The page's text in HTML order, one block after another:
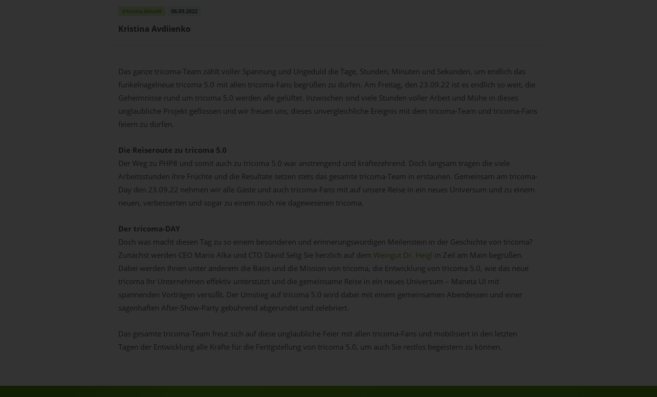
tricoma Aktuell 06.09.2022
Kristina Avdiienko
Das ganze tricoma-Team zählt voller Spannung und Ungeduld die Tage, Stunden, Minuten und Sekunden, um endlich das
funkelnagelneue tricoma 5.0 mit allen tricoma-Fans begrüßen zu dürfen. Am Freitag, den 23.09.22 ist es endlich so weit, die
Geheimnisse rund um tricoma 5.0 werden alle gelüftet. Inzwischen sind viele Stunden voller Arbeit und Mühe in dieses
unglaubliche Projekt geflossen und wir freuen uns, dieses unvergleichliche Ereignis mit dem tricoma-Team und tricoma-Fans
feiern zu dürfen.
Die Reiseroute zu tricoma 5.0
Der Weg zu PHP8 und somit auch zu tricoma 5.0 war anstrengend und kräftezehrend. Doch langsam tragen die viele
Arbeitsstunden ihre Früchte und die Resultate setzen stets das gesamte tricoma-Team in erstaunen. Gemeinsam am tricoma-
Day den 23.09.22 nehmen wir alle Gäste und auch tricoma-Fans mit auf unsere Reise in ein neues Universum und zu einem
neuen, verbesserten und sogar zu einem noch nie dagewesenen tricoma.
Der tricoma-DAY
Doch was macht diesen Tag zu so einem besonderen und erinnerungswürdigen Meilenstein in der Geschichte von tricoma?
Zunächst werden CEO Mario Alka und CTO David Selig Sie herzlich auf dem Weingut Dr. Heigl in Zeil am Main begrüßen.
Dabei werden Ihnen unter anderem die Basis und die Mission von tricoma, die Entwicklung von tricoma 5.0, wie das neue
tricoma Ihr Unternehmen effektiv unterstützt und die gemeinsame Reise in ein neues Universum – Maneta UI mit
spannenden Vorträgen versüßt. Der Umstieg auf tricoma 5.0 wird dabei mit einem gemeinsamen Abendessen und einer
sagenhaften After-Show-Party gebührend abgerundet und zelebriert.
Das gesamte tricoma-Team freut sich auf diese unglaubliche Feier mit allen tricoma-Fans und mobilisiert in den letzten
Tagen der Entwicklung alle Kräfte für die Fertigstellung von tricoma 5.0, um auch Sie restlos begeistern zu können.